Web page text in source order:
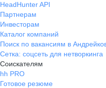
HeadHunter API
Партнерам
Инвесторам
Каталог компаний
Поиск по вакансиям в
Сетка: соцсеть для нетворкинга
Соискателям
hh PRO
Готовое резюме